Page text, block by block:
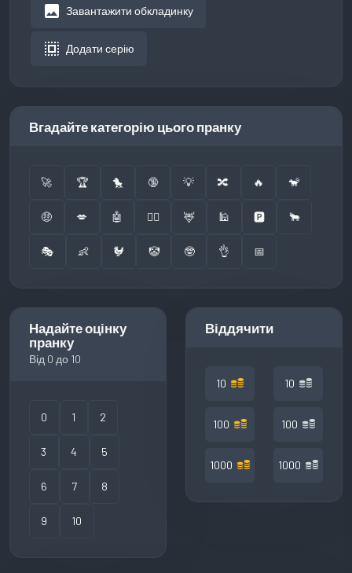
image Завантажити обкладинку
select_all Додати серію
Вгадайте категорію цього пранку
🚀 🏆 🐤 🔞 💡 🔀 🔥 🐒
🤑 💋 🤖 👮‍♂️ 🦌 🕌 🅿️ 🐂
🎭 👶 🐓 🤡 🤓 👌 📅
Надайте оцінку
пранку
Від 0 до 10
0 1 2
3 4 5
6 7 8
9 10
Віддячити
10
100
1000
10
100
1000